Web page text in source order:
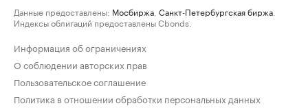
Данные предоставлены: Мосбиржа Санкт-Петербургская биржа
Индексы облигаций предоставлены Cbonds.
Информация об ограничениях
О соблюдении авторских прав
Пользовательское соглашение
Политика в отношении обработки персональных данных